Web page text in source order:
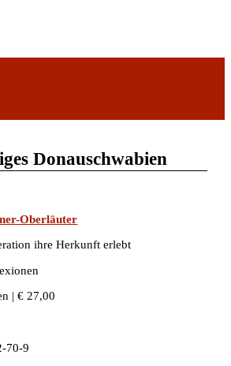
Donauschwabien
Oberläuter
ihre Herkunft erlebt
| € 27,00
70-9